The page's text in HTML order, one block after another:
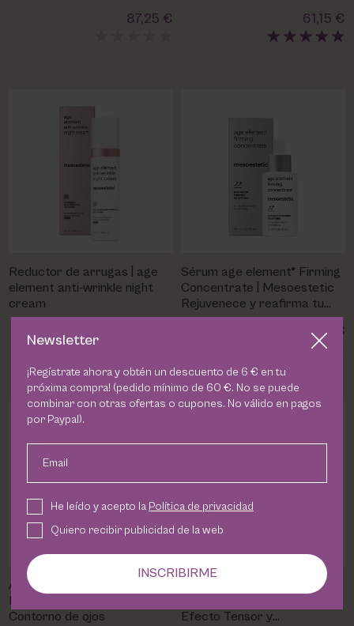
87,25 € 61,15 €
Reductor de arrugas | age
element anti-wrinkle night
cream
Sérum age element® Firming
Concentrate | Mesoestetic
Rejuvenece y reafirma tu
piel
92,30 €
Age Element® Anti-Wrinkle
Eye Contour Mesoestetic |
Contorno de ojos
Age Element® Firming Eye
Efecto Tensor y
Newsletter
¡Regístrate ahora y obtén un descuento de 6 € en tu
próxima compra! (pedido mínimo de 60 €. No se puede
combinar con otras ofertas o cupones. No válido en pagos
por Paypal).
Email
He leído y acepto la Política de privacidad
Quiero recibir publicidad de la web
INSCRIBIRME